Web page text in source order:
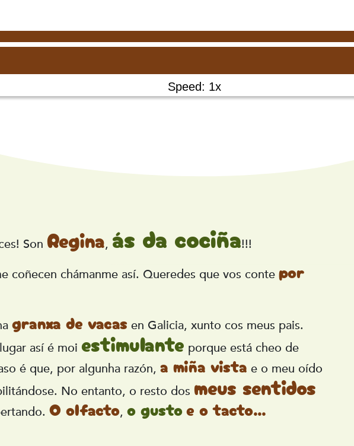
Speed: 1x
Son Regina, ás da cociña!!!
coñecen chámanme así. Queredes que vos conte por
granxa de vacasen Galicia, xunto cos meus pais.
así é moi estimulante porque está cheo de
é que, por algunha razón, a miña vista e o meu oído
No entanto, o resto dos meus sentidos
O olfacto, o gustoe o tacto...